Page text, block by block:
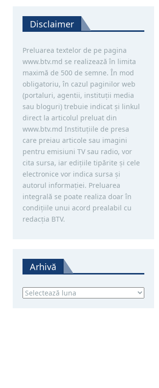
Disclaimer
Preluarea textelor de pe pagina
www.btv.md se realizează în limita
maximă de 500 de semne. În mod
obligatoriu, în cazul paginilor web
(portaluri, agentii, instituţii media
sau bloguri) trebuie indicat şi linkul
direct la articolul preluat din
www.btv.md Instituţiile de presa
care preiau articole sau imagini
pentru emisiuni TV sau radio, vor
cita sursa, iar ediţiile tipărite și cele
electronice vor indica sursa şi
autorul informaţiei. Preluarea
integrală se poate realiza doar în
condiţiile unui acord prealabil cu
redacţia BTV.
Arhivă
Arhivă